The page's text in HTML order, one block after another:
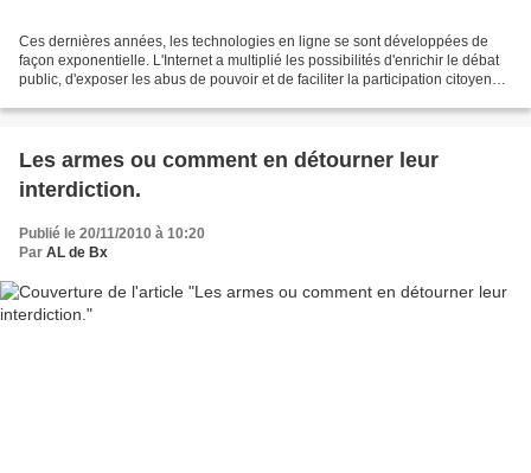
Ces dernières années, les technologies en ligne se sont développées de
façon exponentielle. L'Internet a multiplié les possibilités d'enrichir le débat
public, d'exposer les abus de pouvoir et de faciliter la participation citoyenne
Les armes ou comment en détourner leur
interdiction.
Publié le 20/11/2010 à 10:20
Par AL de Bx